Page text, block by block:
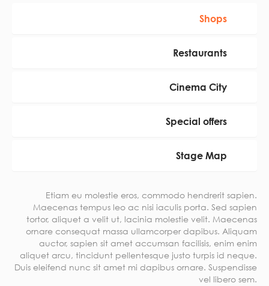
Shops
Restaurants
Cinema City
Special offers
Stage Map
Etiam eu molestie eros, commodo hendrerit sapien.
Maecenas tempus leo ac nisi iaculis porta. Sed sapien
tortor, aliquet a velit ut, lacinia molestie velit. Maecenas
ornare consequat massa ullamcorper dapibus. Aliquam
auctor, sapien sit amet accumsan facilisis, enim enim
aliquet arcu, tincidunt pellentesque justo turpis id neque.
Duis eleifend nunc sit amet mi dapibus ornare. Suspendisse
vel libero sem.